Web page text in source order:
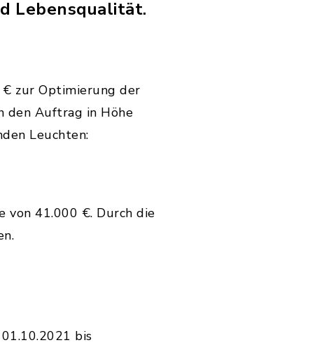
Lebensqualität.
€ zur Optimierung der
den Auftrag in Höhe
Leuchten:
von 41.000 €. Durch die
bis